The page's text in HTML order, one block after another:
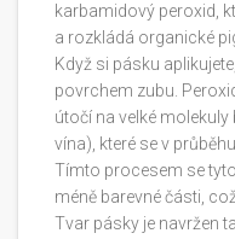
karbamidový peroxid,
a rozkládá organické
Když si pásku
povrchem zubu.
útočí na velké molekuly
vína), které se v
Tímto procesem se
méně barevné části,
Tvar pásky je navržen